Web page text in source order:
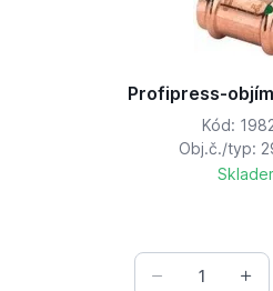
Profipress-
Kód:
Obj.č./typ: